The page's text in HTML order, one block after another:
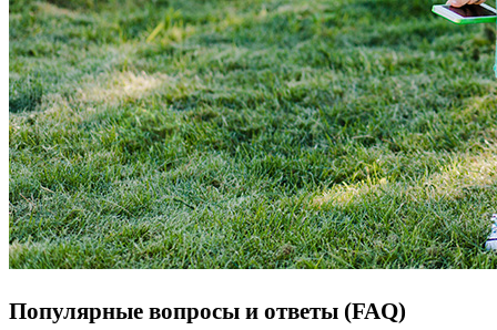
Популярные вопросы и ответы (FAQ)